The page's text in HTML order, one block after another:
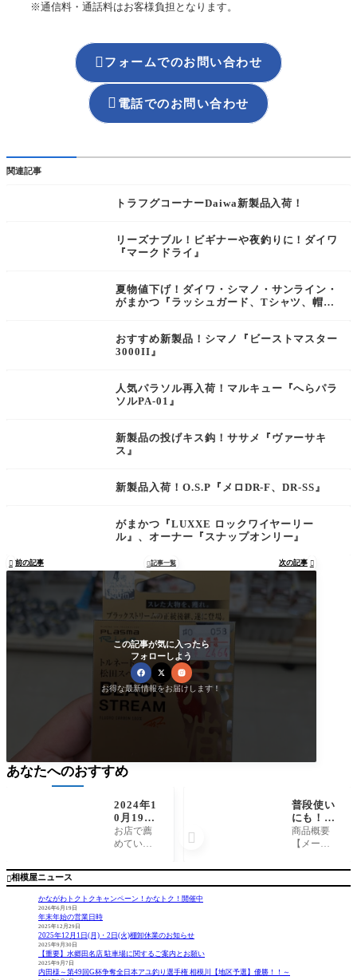
※通信料・通話料はお客様負担となります。
フォームでのお問い合わせ
 電話でのお問い合わせ
関連記事
トラフグコーナーDaiwa新製品入荷！
リーズナブル！ビギナーや夜釣りに！ダイワ
『マークドライ』
夏物値下げ！ダイワ・シマノ・サンライン・
がまかつ『ラッシュガード、Tシャツ、帽
おすすめ新製品！シマノ『ビーストマスター
3000II』
人気パラソル再入荷！マルキュー『へらパラ
ソルPA-01』
新製品の投げキス鈎！ササメ『ヴァーサキ
ス』
新製品入荷！O.S.P『メロDR-F、DR-SS』
がまかつ『LUXXE ロックワイヤーリー
ル』、オーナー『スナップオンリー』
 前の記事 記事一覧 次の記事 
この記事が気に入ったら
フォローしよう
お得な最新情報をお届けします！
相模屋ニュース
かながわトクトクキャンペーン！かなトク！開催中
2026年6月19日
年末年始の営業日時
2025年12月29日
2025年12月1日(月)・2日(火)棚卸休業のお知らせ
2025年9月30日
【重要】水郷田名店 駐車場に関するご案内とお願い
2025年9月7日
内田様～第49回G杯争奪全日本アユ釣り選手権 相模川【地区予選】優勝！！～
あなたへのおすすめ
2024年1
0月19日
（土）相
模川釣
り さと
お店で薦
めていた
ロ場で20c
く釣れま
のうちハ
上飛ばし
でよく掛
普段使い
にも！ダ
イワ『ス
トレッチ
ーディD
商品概要
【メーカ
イワ【商
